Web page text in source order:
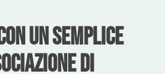
un semplice
di